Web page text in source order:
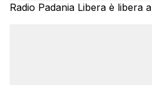
Radio Padania Libera è libera